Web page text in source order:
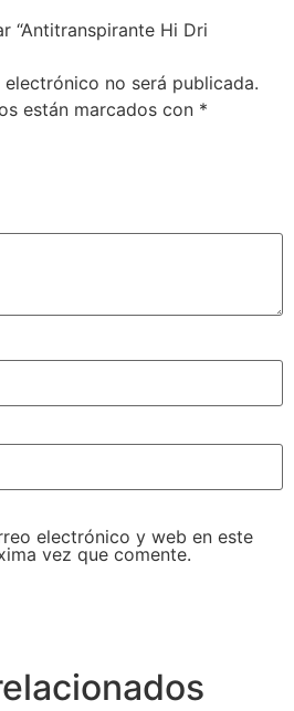
“Antitranspirante Hi Dri
no será publicada.
están marcados con *
electrónico y web en este
vez que comente.